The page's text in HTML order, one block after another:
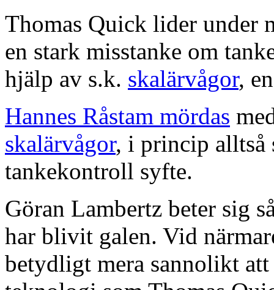
Thomas Quick lider under
en stark misstanke om
hjälp av s.k. skalärvågor,
Hannes Råstam mördas
skalärvågor, i princip alltså
tankekontroll syfte.
Göran Lambertz beter sig
har blivit galen. Vid
betydligt mera sannolikt